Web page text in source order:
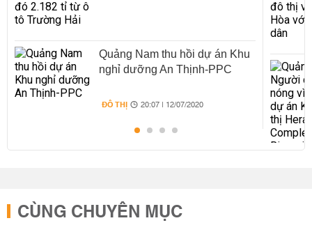
Quảng Nam thu hồi dự án Khu
nghỉ dưỡng An Thịnh-PPC
ĐÔ THỊ 20:07 | 12/07/2020
CÙNG CHUYÊN MỤC